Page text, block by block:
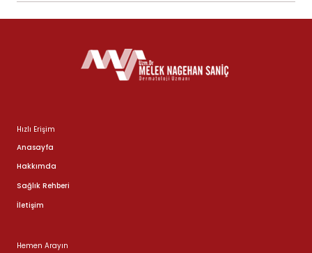
Hızlı Erişim
Anasayfa
Hakkımda
Sağlık Rehberi
İletişim
Hemen Arayın